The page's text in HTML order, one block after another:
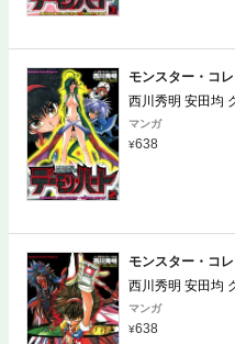
モンスター・コ
西川秀明 安田均
マンガ
638
モンスター・コ
西川秀明 安田均
マンガ
638